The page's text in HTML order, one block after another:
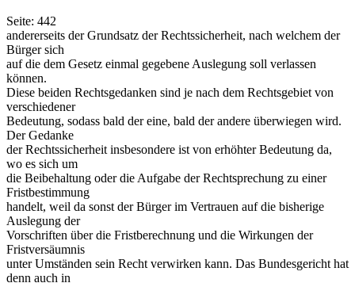
Seite: 442
andererseits der Grundsatz der Rechtssicherheit, nach welchem der
Bürger sich
auf die dem Gesetz einmal gegebene Auslegung soll verlassen
können.
Diese beiden Rechtsgedanken sind je nach dem Rechtsgebiet von
verschiedener
Bedeutung, sodass bald der eine, bald der andere überwiegen wird.
Der Gedanke
der Rechtssicherheit insbesondere ist von erhöhter Bedeutung da,
wo es sich um
die Beibehaltung oder die Aufgabe der Rechtsprechung zu einer
Fristbestimmung
handelt, weil da sonst der Bürger im Vertrauen auf die bisherige
Auslegung der
Vorschriften über die Fristberechnung und die Wirkungen der
Fristversäumnis
unter Umständen sein Recht verwirken kann. Das Bundesgericht hat
denn auch in